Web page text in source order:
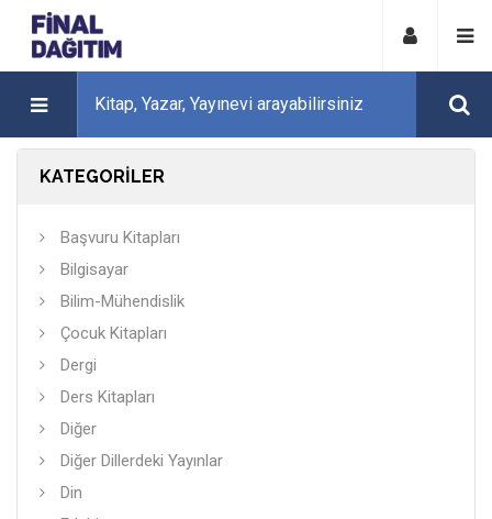
KATEGORİLER
Başvuru Kitapları
Bilgisayar
Bilim-Mühendislik
Çocuk Kitapları
Dergi
Ders Kitapları
Diğer
Diğer Dillerdeki Yayınlar
Din